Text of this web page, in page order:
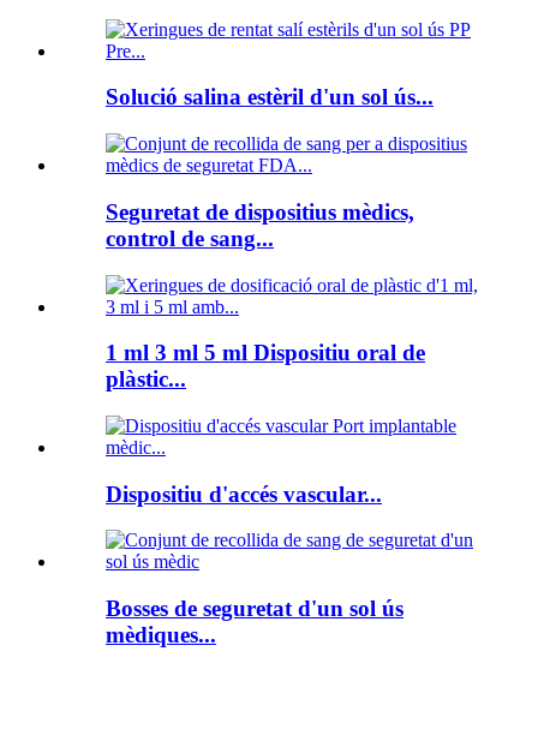
Solució salina estèril d'un sol ús...
Seguretat de dispositius mèdics,
control de sang...
1 ml 3 ml 5 ml Dispositiu oral de
plàstic...
Dispositiu d'accés vascular...
Bosses de seguretat d'un sol ús
mèdiques...